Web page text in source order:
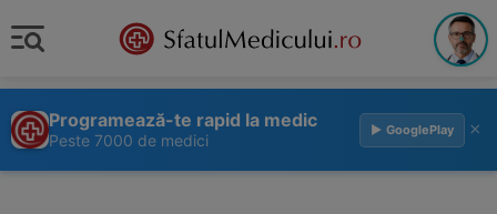
Programează-te rapid la medic
Peste 7000 de medici
▶ GooglePlay ×